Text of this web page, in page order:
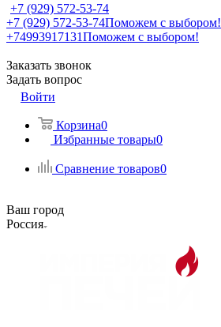
+7 (929) 572-53-74
+7 (929) 572-53-74Поможем с выбором!
+74993917131Поможем с выбором!
Заказать звонок
Задать вопрос
Войти
Корзина0
Избранные товары0
Сравнение товаров0
Ваш город
Россия